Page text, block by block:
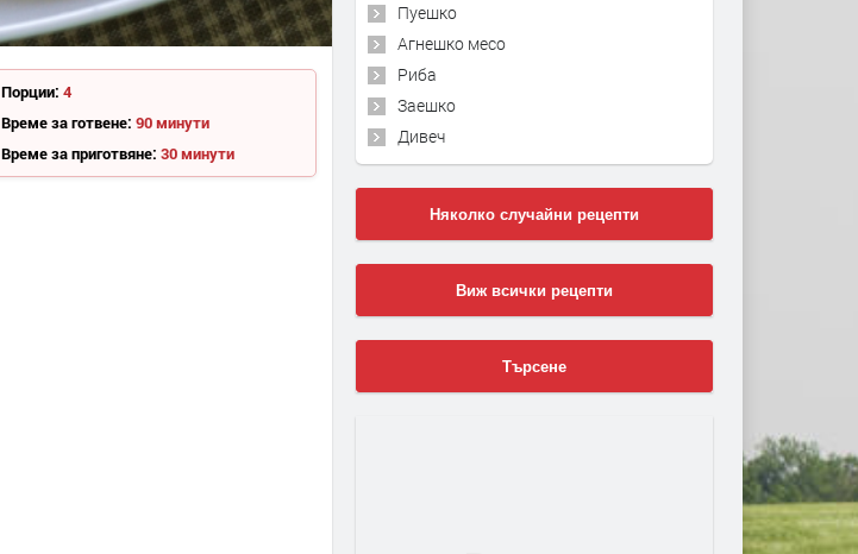
Порции: 4
Време за готвене: 90 минути
Време за приготвяне: 30 минути
Пуешко
Агнешко месо
Риба
Заешко
Дивеч
Няколко случайни рецепти
Виж всички рецепти
Търсене